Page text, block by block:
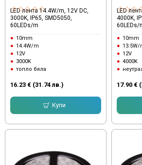
LED лента 14.4W/m, 12V DC,
3000K, IP65, SMD5050,
60LEDs/m
10mm
14.4W/m
12V
3000K
топло бяла
16.23 € (31.74 лв.)
Купи
LED
4000K,
60LEDs/
10mm
13.5W/
12V
4000K
17.90 €